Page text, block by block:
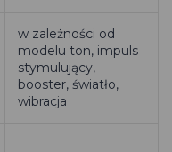
w zależności od
modelu ton, impuls
stymulujący,
booster, światło,
wibracja